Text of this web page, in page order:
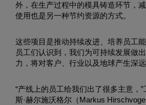
外，在生产过程中的模具铸造环节，
使用也是另一种节约资源的方式。
这些项目是推动持续改进、培养员工能
员工们认识到，我们为可持续发展做
力，将对客户、行业以及地球产生深远
“产线上的员工给我们出了很多主意，
斯·赫尔施沃格尔（Markus